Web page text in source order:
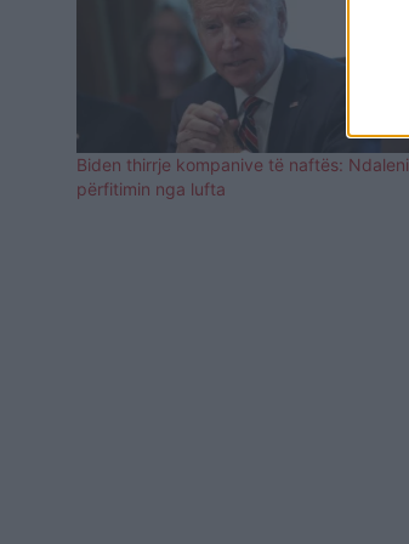
Biden thirrje kompanive të naftës: Ndaleni
përfitimin nga lufta